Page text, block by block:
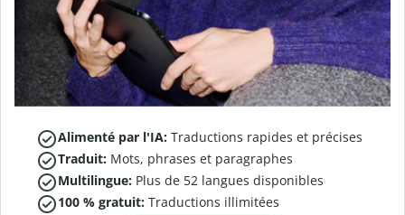
Alimenté par l'IA: Traductions rapides et précises
Traduit: Mots, phrases et paragraphes
Multilingue: Plus de 52 langues disponibles
100 % gratuit: Traductions illimitées